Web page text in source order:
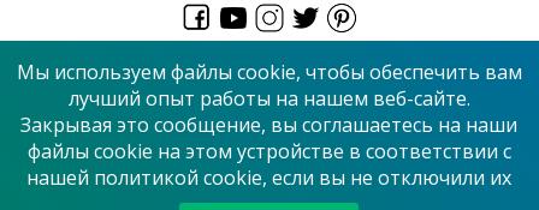
© 2026 “Сервисный центр”
Принимаем к оплате
Мы используем файлы cookie, чтобы обеспечить вам
лучший опыт работы на нашем веб-сайте.
Закрывая это сообщение, вы соглашаетесь на наши
файлы cookie на этом устройстве в соответствии с
нашей политикой cookie, если вы не отключили их